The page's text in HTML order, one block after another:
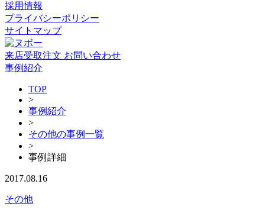
採用情報
プライバシーポリシー
サイトマップ
来店受取注文 お問い合わせ
事例紹介
TOP
>
事例紹介
>
その他の事例一覧
>
事例詳細
2017.08.16
その他